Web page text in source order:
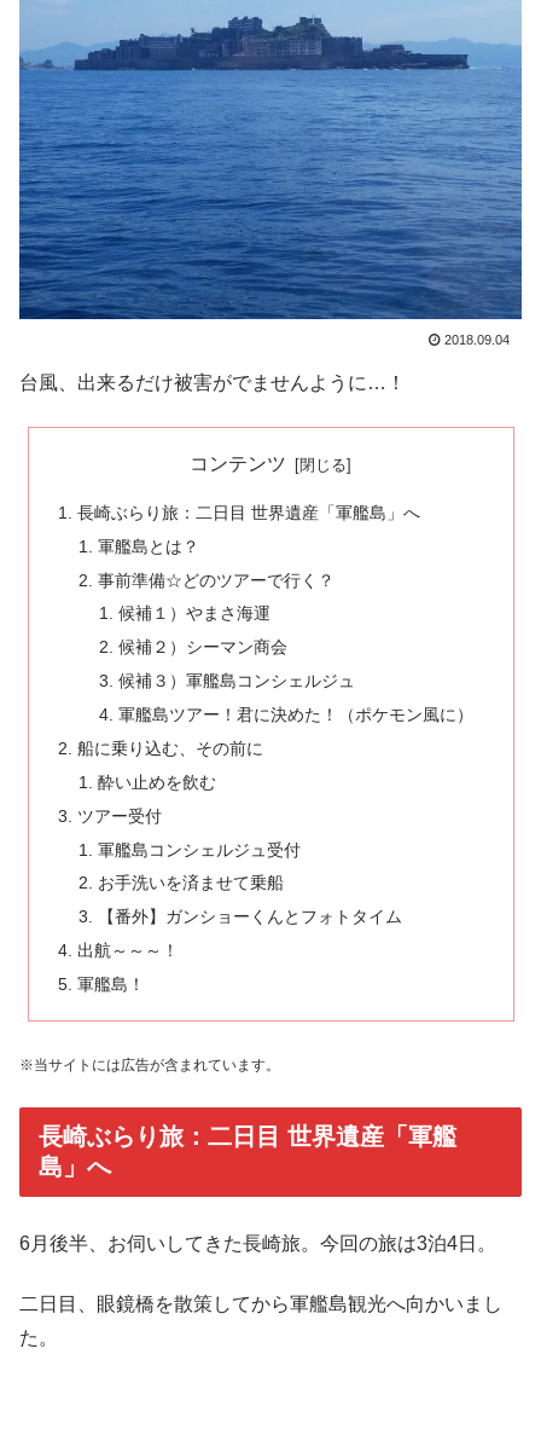
2018.09.04
台風、出来るだけ被害がでませんように…！
コンテンツ
長崎ぶらり旅：二日目 世界遺産「軍艦島」へ
軍艦島とは？
事前準備☆どのツアーで行く？
候補１）やまさ海運
候補２）シーマン商会
候補３）軍艦島コンシェルジュ
軍艦島ツアー！君に決めた！（ポケモン風に）
船に乗り込む、その前に
酔い止めを飲む
ツアー受付
軍艦島コンシェルジュ受付
お手洗いを済ませて乗船
【番外】ガンショーくんとフォトタイム
出航～～～！
軍艦島！
※当サイトには広告が含まれています。
長崎ぶらり旅：二日目 世界遺産「軍艦
島」へ
6月後半、お伺いしてきた長崎旅。今回の旅は3泊4日。
二日目、眼鏡橋を散策してから軍艦島観光へ向かいまし
た。